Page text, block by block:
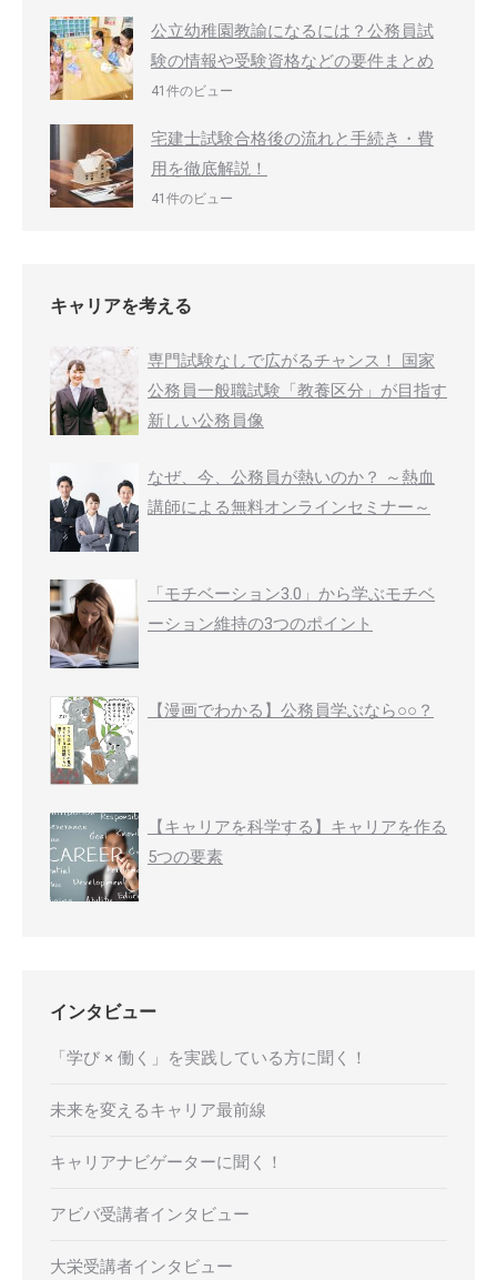
公立幼稚園教諭になるには？公務員試
験の情報や受験資格などの要件まとめ
41件のビュー
宅建士試験合格後の流れと手続き・費
用を徹底解説！
41件のビュー
キャリアを考える
専門試験なしで広がるチャンス！ 国家
公務員一般職試験「教養区分」が目指す
新しい公務員像
なぜ、今、公務員が熱いのか？ ～熱血
講師による無料オンラインセミナー～
「モチベーション3.0」から学ぶモチベ
ーション維持の3つのポイント
【漫画でわかる】公務員学ぶなら○○？
【キャリアを科学する】キャリアを作る
5つの要素
インタビュー
「学び × 働く」を実践している方に聞く！
未来を変えるキャリア最前線
キャリアナビゲーターに聞く！
アビバ受講者インタビュー
大栄受講者インタビュー